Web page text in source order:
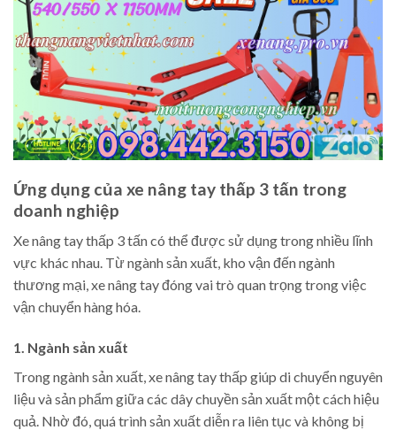
Ứng dụng của xe nâng tay thấp 3 tấn trong
doanh nghiệp
Xe nâng tay thấp 3 tấn có thể được sử dụng trong nhiều lĩnh
vực khác nhau. Từ ngành sản xuất, kho vận đến ngành
thương mại, xe nâng tay đóng vai trò quan trọng trong việc
vận chuyển hàng hóa.
1. Ngành sản xuất
Trong ngành sản xuất, xe nâng tay thấp giúp di chuyển nguyên
liệu và sản phẩm giữa các dây chuyền sản xuất một cách hiệu
quả. Nhờ đó, quá trình sản xuất diễn ra liên tục và không bị